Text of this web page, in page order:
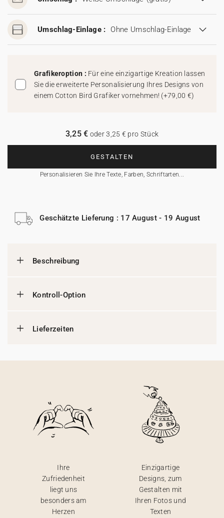
Umschlag-Einlage : Ohne Umschlag-Einlage
Grafikeroption : Für eine einzigartige Kreation lassen
Sie die erweiterte Personalisierung Ihres Designs von
einem Cotton Bird Grafiker vornehmen! (+79,00 €)
GESTALTEN
Personalisieren Sie Ihre Texte, Farben, Schriftarten...
3,25 € oder 3,25 € pro Stück
Geschätzte Lieferung : 17 August - 19 August
Beschreibung
Kontroll-Option
Lieferzeiten
Ihre
Zufriedenheit
liegt uns
besonders am
Herzen
Einzigartige
Designs, zum
Gestalten mit
Ihren Fotos und
Texten